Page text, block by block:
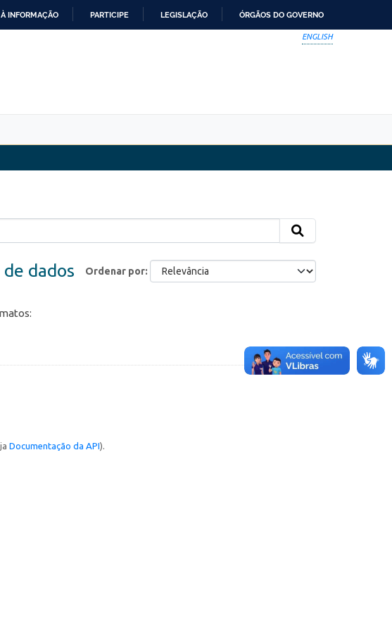
INFORMAÇÃO PARTICIPE LEGISLAÇÃO ÓRGÃOS DO GOVERNO
ENGLISH
Ordenar por
dados
Documentação da API).